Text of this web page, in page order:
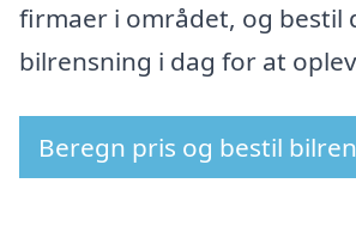
firmaer i området, og bestil
bilrensning i dag for at
Beregn pris og bestil